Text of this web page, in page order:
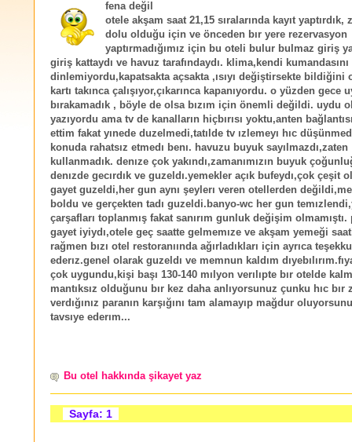
fena değil
otele akşam saat 21,15 sıralarında kayıt yaptırdık,
dolu olduğu için ve önceden bır yere rezervasyon
yaptırmadığımız için bu oteli bulur bulmaz giriş
giriş kattaydı ve havuz tarafındaydı. klima,kendi kumandasını
dinlemiyordu,kapatsakta açsakta ,ısıyı değiştirsekte bildiğini
kartı takınca çalışıyor,çıkarınca kapanıyordu. o yüzden gece
bırakamadık , böyle de olsa bızım için önemli değildi. uydu
yazıyordu ama tv de kanalların hiçbırısı yoktu,anten
ettim fakat yınede duzelmedi,tatılde tv ızlemeyı hıc
konuda rahatsız etmedı benı. havuzu buyuk sayılmazdı,zaten
kullanmadık. denıze çok yakındı,zamanımızın buyuk
denızde gecırdık ve guzeldı.yemekler açık bufeydı,çok çeşit
gayet guzeldi,her gun aynı şeylerı veren otellerden
boldu ve gerçekten tadı guzeldi.banyo-wc her gun
çarşafları toplanmış fakat sanırım gunluk değişim olmamıştı.
gayet iyiydı,otele geç saatte gelmemıze ve akşam yemeği
rağmen bızı otel restoranıında ağırladıkları için ayrıca
ederız.genel olarak guzeldı ve memnun kaldım
çok uygundu,kişi başı 130-140 mılyon verılıpte bır otelde
mantıksız olduğunu bır kez daha anlıyorsunuz çunku hıc bır
verdığınız paranın karşığını tam alamayıp mağdur
tavsıye ederım...
Bu otel hakkında şikayet yaz
Sayfa: 1